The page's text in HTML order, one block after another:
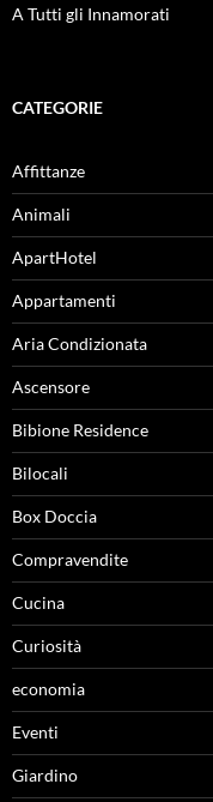
A Tutti gli Innamorati
CATEGORIE
Affittanze
Animali
ApartHotel
Appartamenti
Aria Condizionata
Ascensore
Bibione Residence
Bilocali
Box Doccia
Compravendite
Cucina
Curiosità
economia
Eventi
Giardino